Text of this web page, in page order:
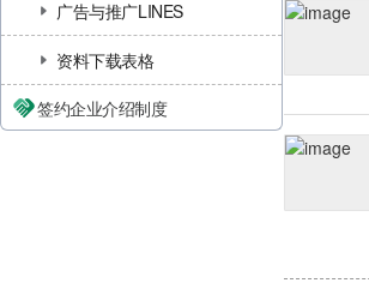
广告与推广LINES
资料下载表格
签约企业介绍制度